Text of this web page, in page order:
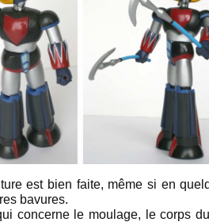
est bien faite, même si en
bavures.
concerne le moulage, le corps